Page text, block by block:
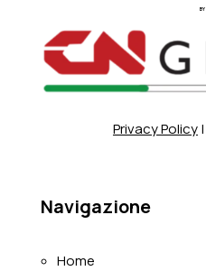
BY
Privacy Policy|
Navigazione
Home